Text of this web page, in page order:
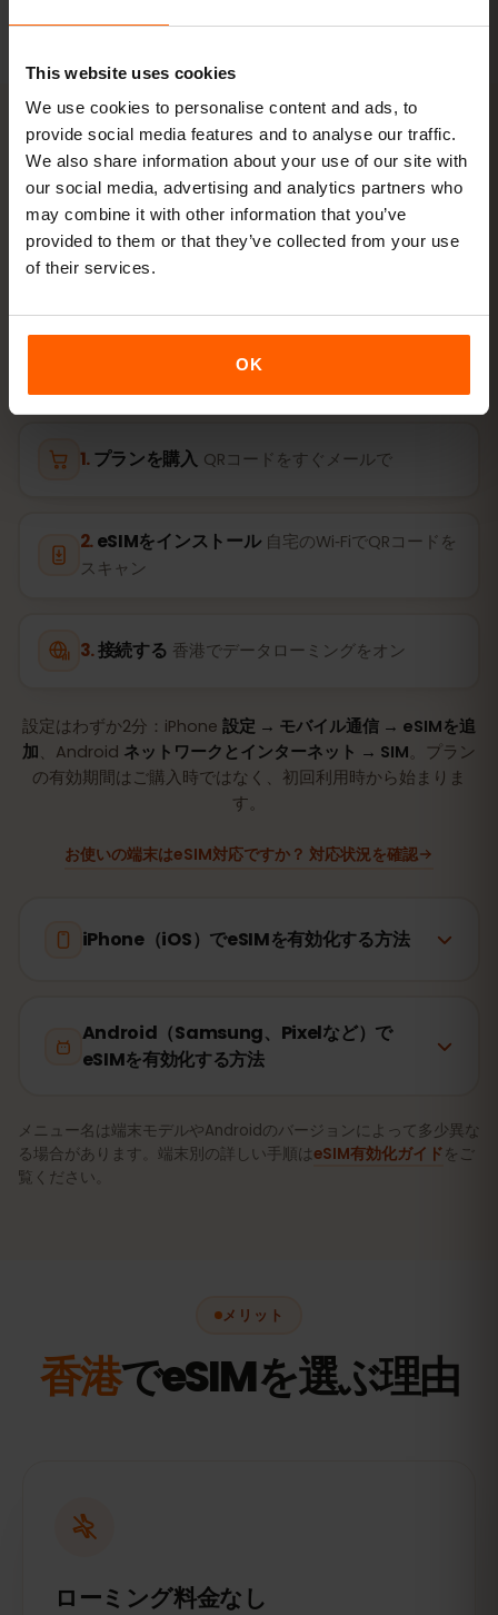
This website uses cookies
We use cookies to personalise content and ads, to
provide social media features and to analyse our traffic.
We also share information about your use of our site with
our social media, advertising and analytics partners who
may combine it with other information that you’ve
provided to them or that they’ve collected from your use
of their services.
OK
アクティベーション
香港のeSIMを3ステップ
効化
数分で準備完了。物理SIMカードは不要です。
プランを購入 QRコードをすぐメールで
eSIMをインストール 自宅のWi‑FiでQRコードを
スキャン
接続する 香港でデータローミングをオン
設定はわずか2分：iPhone 設定 → モバイル通信 → eSIMを追
加、Android ネットワークとインターネット → SIM 。プラン
の有効期間はご購入時ではなく、初回利用時から始まりま
す。
お使いの端末はeSIM対応ですか？ 対応状況を確認
iPhone（iOS）でeSIMを有効化する方法
Android（Samsung、Pixelなど）で
eSIMを有効化する方法
メニュー名は端末モデルやAndroidのバージョンによって多少異な
る場合があります。端末別の詳しい手順はeSIM有効化ガイドをご
覧ください。
メリット
香港でeSIMを選ぶ理由
ローミング料金なし